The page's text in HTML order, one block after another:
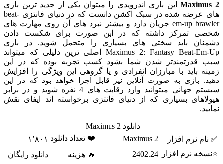
Maximus 2این بازی اندرویدی را میتوان یکی از جدید ترین بازی
های عرضه شده در سبک اکشن دانست که در دنیای فانتزی beat-
em-up brawler جریان دارد و بیشتر نبرد های آن روی مهارت های
شخصی تمرکز داشته که در این صورت برای شکست دادن
دشمنان باید سختی های بسیاری را متحمل شوید. در بازی
Maximus 2: Fantasy Beat-Em-Up اصلی ترین دلیلی که میتواند
سبب قدرتمندتر شدن شما بشود کسب تجربه بوده که در این
زمینه باید با مبارزان انفرادی و یا گروهی این ویژگی را افزایش
دهید. بازی به صورت آنلاین نیز قابل اجرا خواهد بود که در این
سیستم جهانی میتوانید وارد رقابت های 4 نفره شوید و در برابر
هیولاهای بسیاری که از دنیای فانتزی برخواسته اند ایفای نقش
نمایید.
دانلود Maximus 2
✅ نام نرم افزار
Maximus 2 ❤️ تعداد دانلود ۱٬۸۰۱
⭐نسخه نرم افزار
2402.24 🔥 هزینه
دانلود رایگان